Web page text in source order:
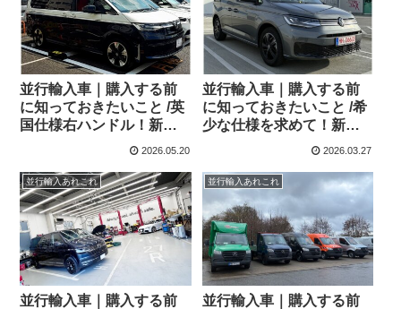
並行輸入車｜購入する前
に知っておきたいこと /英
国仕様右ハンドル！新型
フォルクスワーゲン T7カ
さまへご納車させていた
だきました！
2026.05.20
並行輸入車｜購入する前
に知っておきたいこと /希
少な仕様を求めて！新型
フォルクスワーゲン キャ
ースト)から現地納車され
ました！
2026.03.27
並行輸入あれこれ
並行輸入車｜購入する前
並行輸入あれこれ
並行輸入車｜購入する前